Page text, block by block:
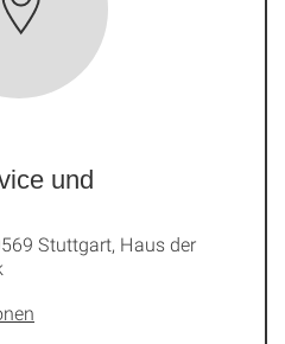
und
Stuttgart, Haus der